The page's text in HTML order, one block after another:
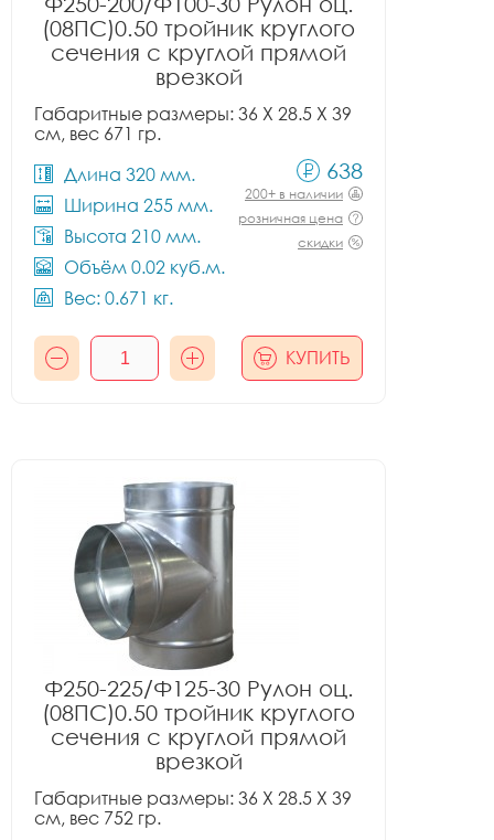
(08ПС)0.50 тройник круглого
сечения с круглой прямой
врезкой
Габаритные размеры: 36 X 28.5 X 39
см, вес 671 гр.
Длина 320 мм.
Ширина 255 мм.
Высота 210 мм.
Объём 0.02 куб.м.
Вес: 0.671 кг.
638
200+ в наличии
розничная цена
скидки
КУПИТЬ
Ф250-225/Ф125-30 Рулон оц.
(08ПС)0.50 тройник круглого
сечения с круглой прямой
врезкой
Габаритные размеры: 36 X 28.5 X 39
см, вес 752 гр.